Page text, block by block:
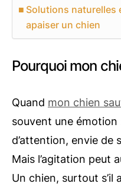
Solutions
apaiser un chien
Pourquoi mon
Quand mon chien
souvent une
d’attention, envie de
Mais l’agitation peut
Un chien, surtout s’il